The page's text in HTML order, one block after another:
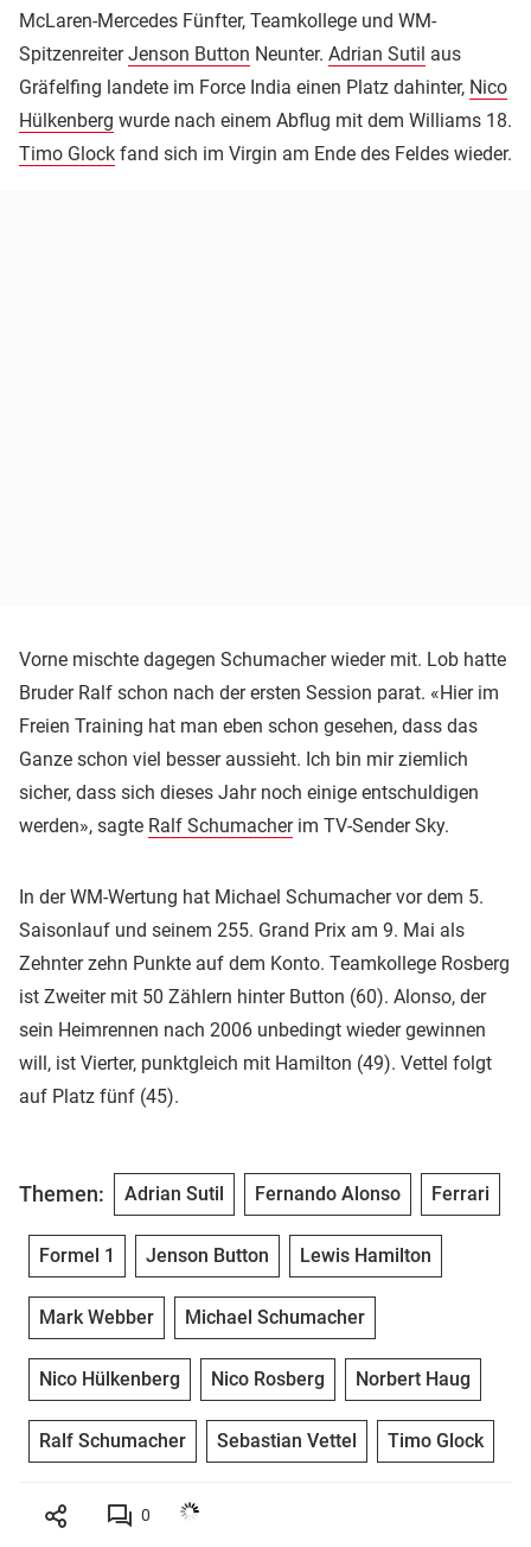
McLaren-Mercedes Fünfter, Teamkollege und WM-
SpitzenreiterJenson Button Neunter. Adrian Sutil aus
Gräfelfing landete im Force India einen Platz dahinter, Nico
Hülkenberg wurde nach einem Abflug mit dem Williams 18.
Timo Glock fand sich im Virgin am Ende des Feldes wieder.
Vorne mischte dagegen Schumacher wieder mit. Lob hatte
Bruder Ralf schon nach der ersten Session parat. «Hier im
Freien Training hat man eben schon gesehen, dass das
Ganze schon viel besser aussieht. Ich bin mir ziemlich
sicher, dass sich dieses Jahr noch einige entschuldigen
werden», sagte Ralf Schumacherim TV-Sender Sky.
In der WM-Wertung hat Michael Schumacher vor dem 5.
Saisonlauf und seinem 255. Grand Prix am 9. Mai als
Zehnter zehn Punkte auf dem Konto. Teamkollege Rosberg
ist Zweiter mit 50 Zählern hinter Button (60). Alonso, der
sein Heimrennen nach 2006 unbedingt wieder gewinnen
will, ist Vierter, punktgleich mit Hamilton (49). Vettel folgt
auf Platz fünf (45).
Themen: Adrian Sutil Fernando Alonso Ferrari
Formel 1 Jenson Button Lewis Hamilton
Mark Webber Michael Schumacher
Nico Hülkenberg Nico Rosberg Norbert Haug
Ralf Schumacher Sebastian Vettel Timo Glock
0